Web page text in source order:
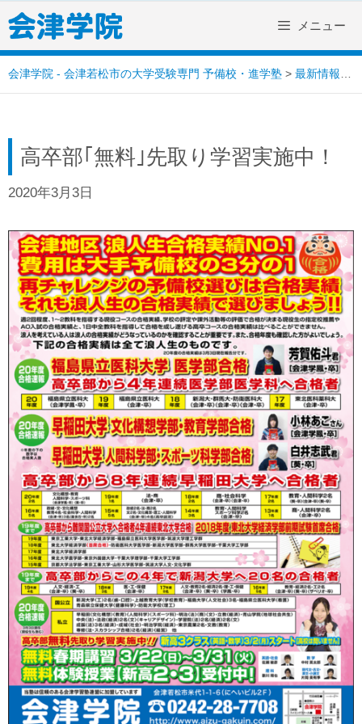
Skip
to
content
メニュー
会津学院 - 会津若松市の大学受験専門 予備校・進学塾 > 最新情報 >
高卒部｢無料｣先取り学習実施中！
2020年3月3日